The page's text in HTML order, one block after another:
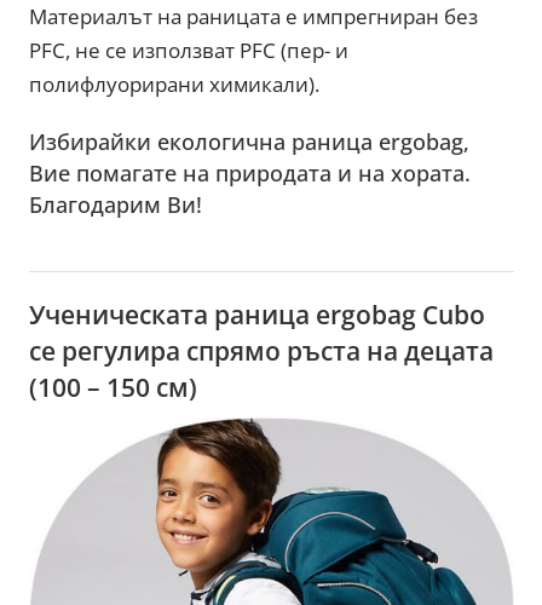
Материалът на раницата е импрегниран без
PFC, не се използват PFC (пер- и
полифлуорирани химикали).
Избирайки екологична раница ergobag,
Вие помагате на природата и на хората.
Благодарим Ви!
Ученическата раница ergobag Cubo
се регулира спрямо ръста на децата
(100 – 150 см)